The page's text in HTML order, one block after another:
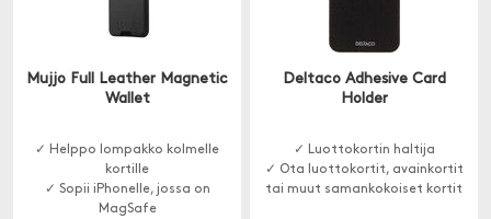
Mujjo Full Leather Magnetic
Wallet
✓ Helppo lompakko kolmelle
kortille
✓ Sopii iPhonelle, jossa on
MagSafe
Deltaco Adhesive Card
Holder
✓ Luottokortin haltija
✓ Ota luottokortit, avainkortit
tai muut samankokoiset kortit